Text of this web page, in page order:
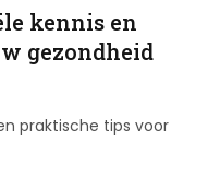
kennis en
gezondheid
praktische tips voor